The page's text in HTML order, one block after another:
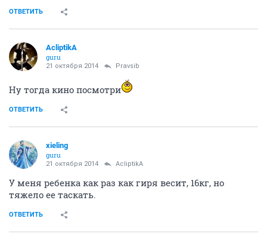
ОТВЕТИТЬ
AcliptikA
guru
21 октября 2014 Pravsib
Ну тогда кино посмотри
ОТВЕТИТЬ
xieling
guru
21 октября 2014 AcliptikA
У меня ребенка как раз как гиря весит, 16кг, но
тяжело ее таскать.
ОТВЕТИТЬ